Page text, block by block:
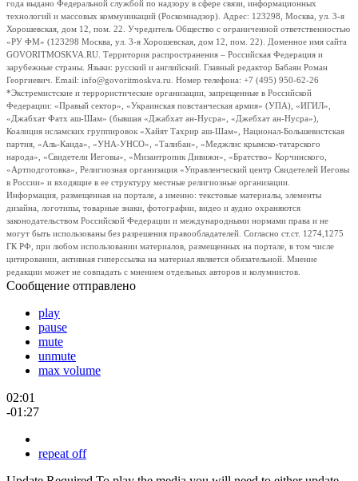
года выдано Федеральной службой по надзору в сфере связи, информационных
технологий и массовых коммуникаций (Роскомнадзор). Адрес: 123298, Москва, ул. 3-я
Хорошевская, дом 12, пом. 22. Учредитель Общество с ограниченной ответственностью
«РУ ФМ» (123298 Москва, ул. 3-я Хорошевская, дом 12, пом. 22). Доменное имя сайта
GOVORITMOSKVA.RU. Территория распространения – Российская Федерация и
зарубежные страны. Языки: русский и английский. Главный редактор Бабаян Роман
Георгиевич. Email: info@govoritmoskva.ru. Номер телефона: +7 (495) 950-62-26
*Экстремистские и террористические организации, запрещенные в Российской
Федерации: «Правый сектор», «Украинская повстанческая армия» (УПА), «ИГИЛ»,
«Джабхат Фатх аш-Шам» (бывшая «Джабхат ан-Нусра», «Джебхат ан-Нусра»),
Коалиция исламских группировок «Хайят Тахрир аш-Шам», Национал-Большевистская
партия, «Аль-Каида», «УНА-УНСО», «Талибан», «Меджлис крымско-татарского
народа», «Свидетели Иеговы», «Мизантропик Дивижн», «Братство» Корчинского,
«Артподготовка», Религиозная организация «Управленческий центр Свидетелей Иеговы
в России» и входящие в ее структуру местные религиозные организации.
Информация, размещенная на портале, а именно: текстовые материалы, элементы
дизайна, логотипы, товарные знаки, фотографии, видео и аудио охраняются
законодательством Российской Федерации и международными нормами права и не
могут быть использованы без разрешения правообладателей. Согласно ст.ст. 1274,1275
ГК РФ, при любом использовании материалов, размещенных на портале, в том числе
цитировании, активная гиперссылка на материал является обязательной. Мнение
редакции может не совпадать с мнением отдельных авторов и колумнистов.
Сообщение отправлено
play
pause
mute
unmute
max volume
02:01
-01:27
repeat off